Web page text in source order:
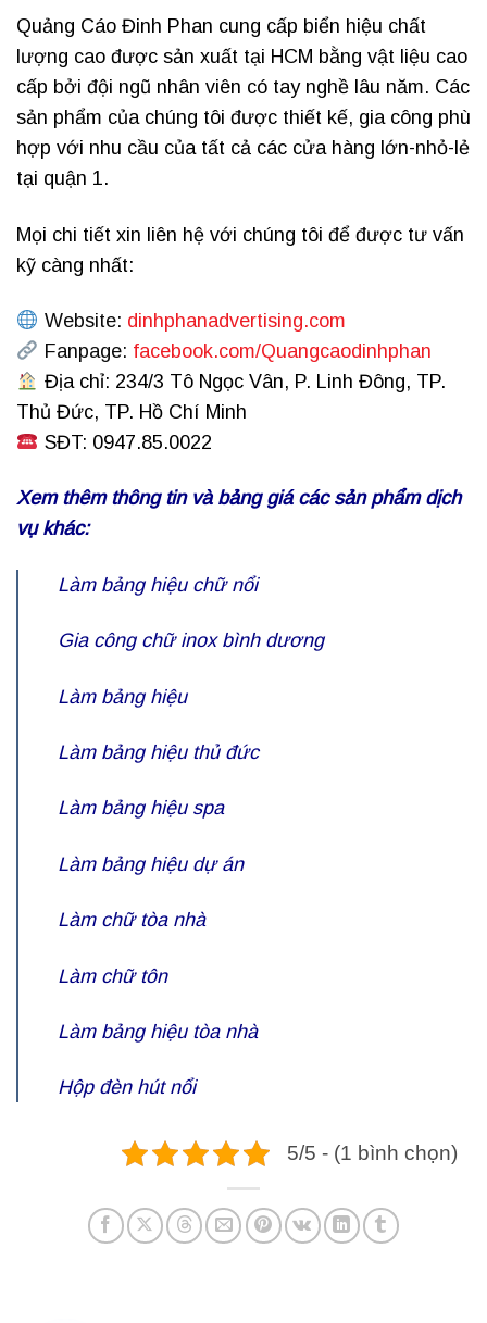
Quảng Cáo Đinh Phan cung cấp biển hiệu chất
lượng cao được sản xuất tại HCM bằng vật liệu cao
cấp bởi đội ngũ nhân viên có tay nghề lâu năm. Các
sản phẩm của chúng tôi được thiết kế, gia công phù
hợp với nhu cầu của tất cả các cửa hàng lớn-nhỏ-lẻ
tại quận 1.
Mọi chi tiết xin liên hệ với chúng tôi để được tư vấn
kỹ càng nhất:
Website: dinhphanadvertising.com
Fanpage: facebook.com/Quangcaodinhphan
Địa chỉ: 234/3 Tô Ngọc Vân, P. Linh Đông, TP.
Thủ Đức, TP. Hồ Chí Minh
SĐT: 0947.85.0022
Xem thêm thông tin và bảng giá các sản phẩm dịch
vụ khác:
Làm bảng hiệu chữ nổi
Gia công chữ inox bình dương
Làm bảng hiệu
Làm bảng hiệu thủ đức
Làm bảng hiệu spa
Làm bảng hiệu dự án
Làm chữ tòa nhà
Làm chữ tôn
Làm bảng hiệu tòa nhà
Hộp đèn hút nổi
5/5 - (1 bình chọn)